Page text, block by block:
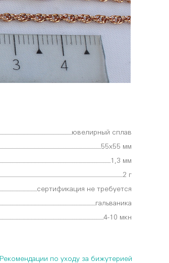
ювелирный сплав
55х55 мм
1,3 мм
2 г
сертификация не требуется
гальваника
4-10 мкн
Рекомендации по уходу за бижутерией